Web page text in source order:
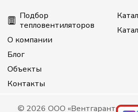
Подбор
тепловентиляторов
О компании
Блог
Объекты
Контакты
© 2026 ООО «Вентгарант»,